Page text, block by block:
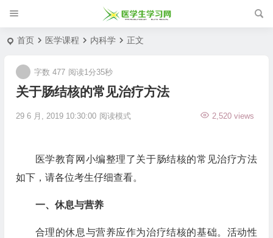
首页 医学课程 内科学 正文
关于肠结核的常见治疗方法
29 6 月, 2019 10:30:00 2,520 views
字数 477 阅读1分35秒
阅读模式
医学教育网小编整理了关于肠结核的常见治疗方法
如下，请各位考生仔细查看。
一、休息与营养
合理的休息与营养应作为治疗结核的基础。活动性